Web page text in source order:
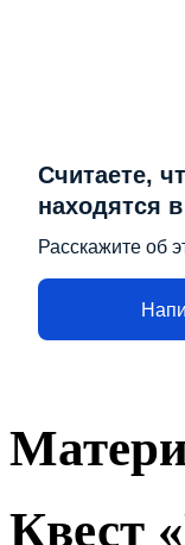
Считаете,
находятся
Расскажите об
Квест